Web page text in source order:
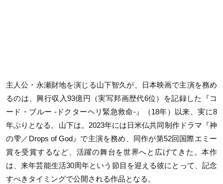
主人公・永瀬財地を演じる山下智久が、日本映画で主演を務め
るのは、興行収入93億円（実写邦画歴代6位）を記録した『コ
ード・ブルー -ドクターヘリ緊急救命-』（18年）以来、実に8
年ぶりとなる。山下は。2023年には日米仏共同制作ドラマ『神
の雫／Drops of God』で主演を務め、同作が第52回国際エミー
賞を受賞するなど、活躍の舞台を世界へと広げてきた。本作
は、来年芸能生活30周年という節目を迎える彼にとって、記念
すべきタイミングで公開される作品となる。